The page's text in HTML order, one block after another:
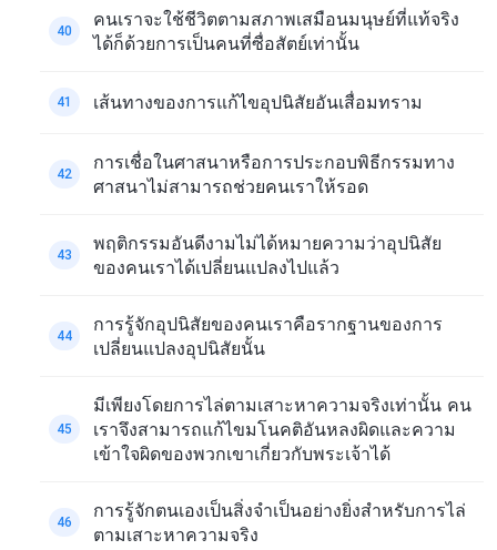
40
คนเราจะใช้ชีวิตตามสภาพเสมือนมนุษย์ที่แท้จริง
ได้ก็ด้วยการเป็นคนที่ซื่อสัตย์เท่านั้น
41 เส้นทางของการแก้ไขอุปนิสัยอันเสื่อมทราม
42
การเชื่อในศาสนาหรือการประกอบพิธีกรรมทาง
ศาสนาไม่สามารถช่วยคนเราให้รอด
43
พฤติกรรมอันดีงามไม่ได้หมายความว่าอุปนิสัย
ของคนเราได้เปลี่ยนแปลงไปแล้ว
44
การรู้จักอุปนิสัยของคนเราคือรากฐานของการ
เปลี่ยนแปลงอุปนิสัยนั้น
45
มีเพียงโดยการไล่ตามเสาะหาความจริงเท่านั้น คน
เราจึงสามารถแก้ไขมโนคติอันหลงผิดและความ
เข้าใจผิดของพวกเขาเกี่ยวกับพระเจ้าได้
46
การรู้จักตนเองเป็นสิ่งจำเป็นอย่างยิ่งสำหรับการไล่
ตามเสาะหาความจริง